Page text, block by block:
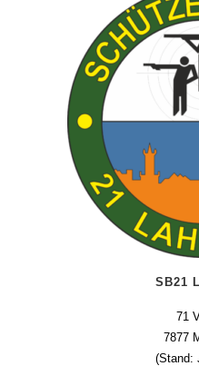
SB21
71
7877
(Stand: